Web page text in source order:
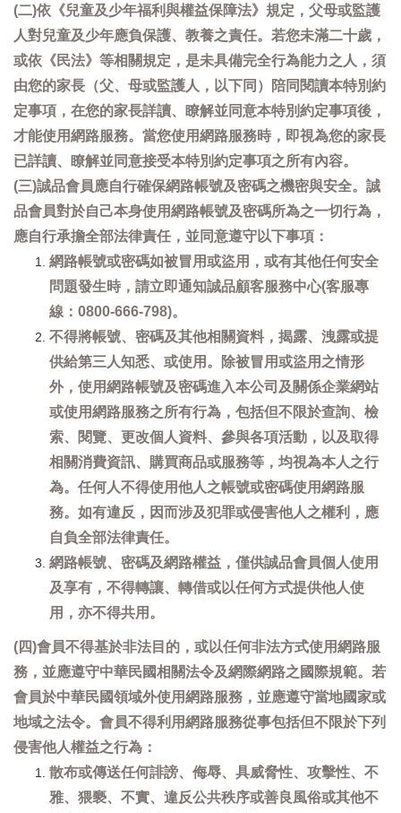
(二)依《兒童及少年福利與權益保障法》規定，父母或監護
人對兒童及少年應負保護、教養之責任。若您未滿二十歲，
或依《民法》等相關規定，是未具備完全行為能力之人，須
由您的家長（父、母或監護人，以下同）陪同閱讀本特別約
定事項，在您的家長詳讀、瞭解並同意本特別約定事項後，
才能使用網路服務。當您使用網路服務時，即視為您的家長
已詳讀、瞭解並同意接受本特別約定事項之所有內容。
(三)誠品會員應自行確保網路帳號及密碼之機密與安全。誠
品會員對於自己本身使用網路帳號及密碼所為之一切行為，
應自行承擔全部法律責任，並同意遵守以下事項：
網路帳號或密碼如被冒用或盜用，或有其他任何安全
問題發生時，請立即通知誠品顧客服務中心(客服專
線：0800-666-798)。
不得將帳號、密碼及其他相關資料，揭露、洩露或提
供給第三人知悉、或使用。除被冒用或盜用之情形
外，使用網路帳號及密碼進入本公司及關係企業網站
或使用網路服務之所有行為，包括但不限於查詢、檢
索、閱覽、更改個人資料、參與各項活動，以及取得
相關消費資訊、購買商品或服務等，均視為本人之行
為。任何人不得使用他人之帳號或密碼使用網路服
務。如有違反，因而涉及犯罪或侵害他人之權利，應
自負全部法律責任。
網路帳號、密碼及網路權益，僅供誠品會員個人使用
及享有，不得轉讓、轉借或以任何方式提供他人使
用，亦不得共用。
(四)會員不得基於非法目的，或以任何非法方式使用網路服
務，並應遵守中華民國相關法令及網際網路之國際規範。若
會員於中華民國領域外使用網路服務，並應遵守當地國家或
地域之法令。會員不得利用網路服務從事包括但不限於下列
侵害他人權益之行為：
散布或傳送任何誹謗、侮辱、具威脅性、攻擊性、不
雅、猥褻、不實、違反公共秩序或善良風俗或其他不